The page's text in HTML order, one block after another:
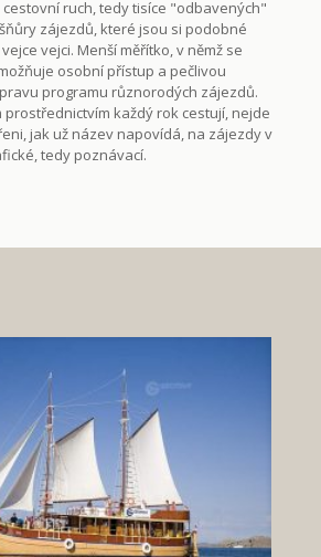
ruch, tedy tisíce "odbavených"
zájezdů, které jsou si podobné
vejci. Menší měřítko, v němž se
osobní přístup a pečlivou
programu různorodých zájezdů.
prostřednictvím každý rok cestují, nejde
jak už název napovídá, na zájezdy v
tedy poznávací.